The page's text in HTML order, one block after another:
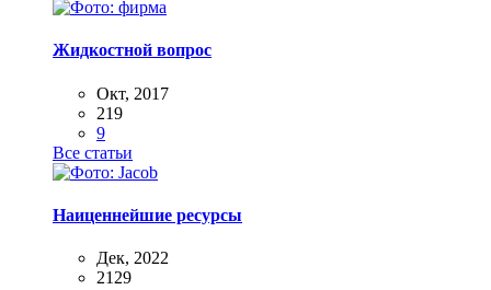
Жидкостной вопрос
Окт, 2017
219
9
Все статьи
Наиценнейшие ресурсы
Дек, 2022
2129